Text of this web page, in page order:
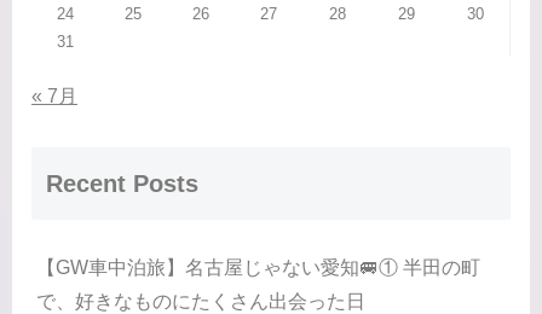
24
25 26 27 28 29
30
31
« 7月
Recent Posts
【GW車中泊旅】名古屋じゃない愛知🚐① 半田の町
で、好きなものにたくさん出会った日